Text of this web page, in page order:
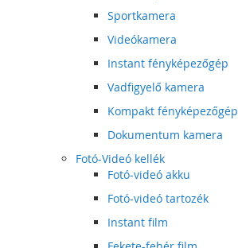
Sportkamera
Videókamera
Instant fényképezőgép
Vadfigyelő kamera
Kompakt fényképezőgép
Dokumentum kamera
Fotó-Videó kellék
Fotó-videó akku
Fotó-videó tartozék
Instant film